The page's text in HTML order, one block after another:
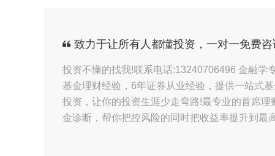
【基金】资深马经理
【基金】资深马经理
致力于让所有人都懂投资，一对一免费
投资不懂的找我!联系电话:13240706496 金融学
基金理财经验，6年证券从业经验，提供一站式
投资，让你的投资生涯少走弯路!最专业的首席
金诊断，帮你把控风险的同时把收益率提升到最